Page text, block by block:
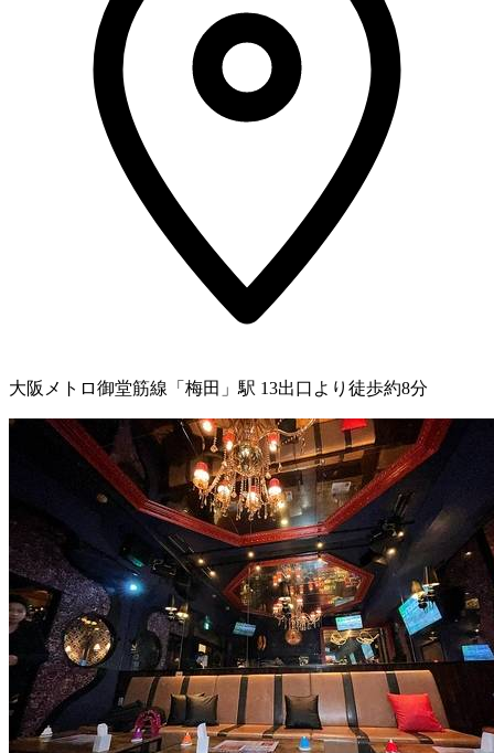
大阪メトロ御堂筋線「梅田」駅 13出口より徒歩約8分